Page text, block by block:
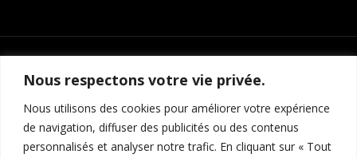
Nous respectons votre vie privée.
Nous utilisons des cookies pour améliorer votre expérience
de navigation, diffuser des publicités ou des contenus
personnalisés et analyser notre trafic. En cliquant sur « Tout
ZEC DE LA RIVIÈRE NOUVELLE